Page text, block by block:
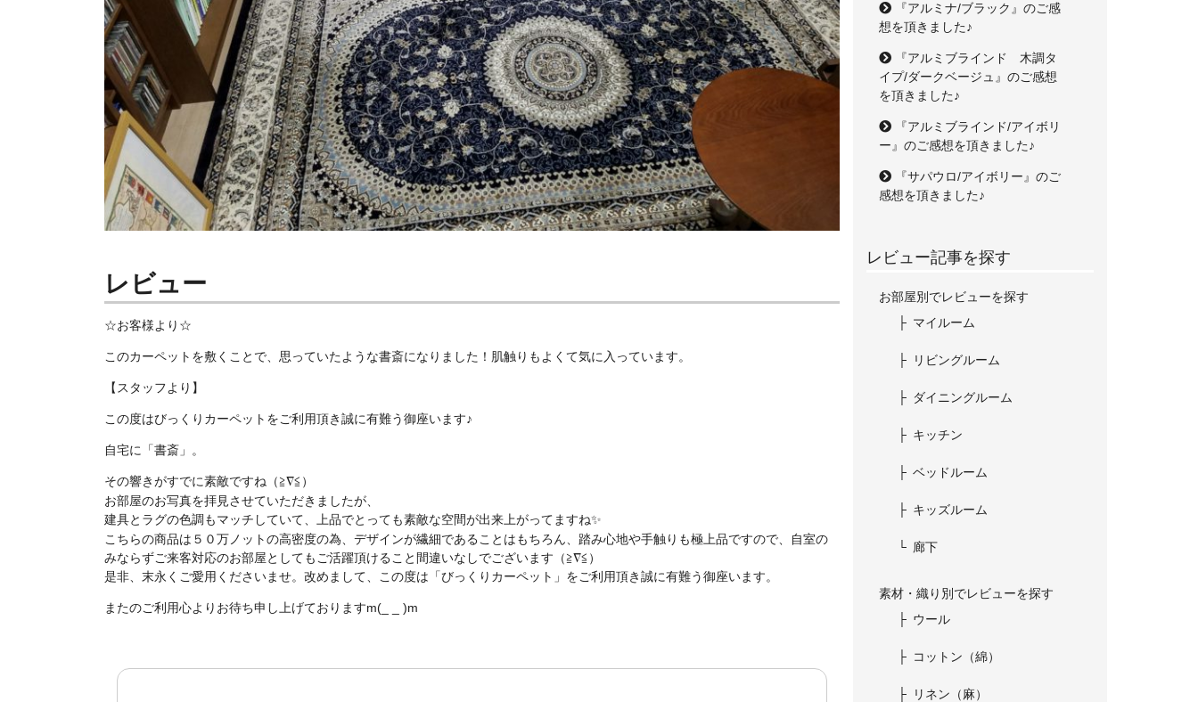
レビュー
☆お客様より☆
このカーペットを敷くことで、思っていたような書斎になりました！肌触りもよくて気に入っています。
【スタッフより】
この度はびっくりカーペットをご利用頂き誠に有難う御座います♪
自宅に「書斎」。
その響きがすでに素敵ですね（≧∇≦）
お部屋のお写真を拝見させていただきましたが、
建具とラグの色調もマッチしていて、上品でとっても素敵な空間が出来上がってますね✨
こちらの商品は５０万ノットの高密度の為、デザインが繊細であることはもちろん、踏み心地や手触りも極上品ですので、自室の
みならずご来客対応のお部屋としてもご活躍頂けること間違いなしでございます（≧∇≦）
是非、末永くご愛用くださいませ。改めまして、この度は「びっくりカーペット」をご利用頂き誠に有難う御座います。
またのご利用心よりお待ち申し上げておりますm(_ _ )m
『アルミナ/ブラック』のご感
想を頂きました♪
『アルミブラインド 木調タ
イプ/ダークベージュ』のご感想
を頂きました♪
『アルミブラインド/アイボリ
ー』のご感想を頂きました♪
『サパウロ/アイボリー』のご
感想を頂きました♪
レビュー記事を探す
お部屋別でレビューを探す
マイルーム
リビングルーム
ダイニングルーム
キッチン
ベッドルーム
キッズルーム
廊下
素材・織り別でレビューを探す
ウール
コットン（綿）
リネン（麻）